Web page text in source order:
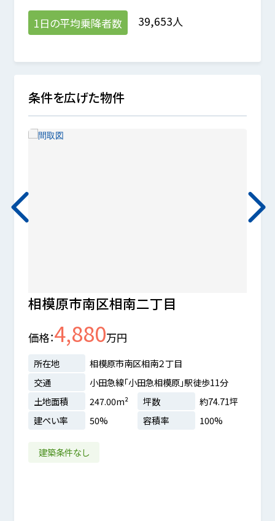
1日の平均乗降者数 39,653人
条件を広げた物件
相模原市南区相南二丁目
価格 4,880万円
所在地
相模原市南区相南２丁目
交通
小田急線「小田急相模原」駅徒歩11分
土地面積
247.00m² 坪数
約74.71坪
建ぺい率
50% 容積率 100%
建築条件なし